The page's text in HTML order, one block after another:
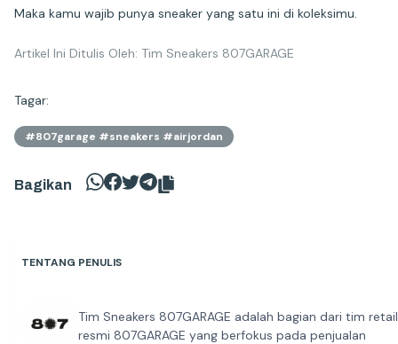
Maka kamu wajib punya sneaker yang satu ini di koleksimu.
Artikel Ini Ditulis Oleh: Tim Sneakers 807GARAGE
Tagar:
#807garage #sneakers #airjordan
Bagikan
TENTANG PENULIS
Tim Sneakers 807GARAGE adalah bagian dari tim retail
resmi 807GARAGE yang berfokus pada penjualan